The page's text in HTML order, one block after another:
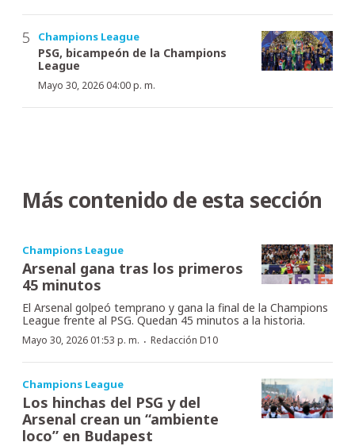
Champions League
PSG, bicampeón de la Champions
League
Mayo 30, 2026 04:00 p. m.
Más contenido de esta sección
Champions League
Arsenal gana tras los primeros
45 minutos
El Arsenal golpeó temprano y gana la final de la Champions
League frente al PSG. Quedan 45 minutos a la historia.
Mayo 30, 2026 01:53 p. m. · Redacción D10
Champions League
Los hinchas del PSG y del
Arsenal crean un “ambiente
loco” en Budapest